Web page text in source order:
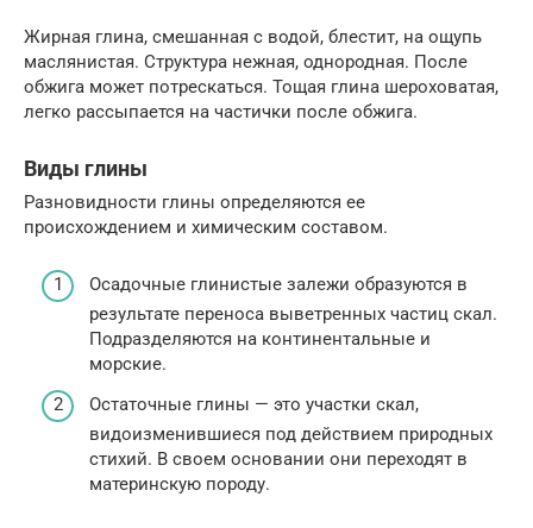
Жирная глина, смешанная с водой, блестит, на ощупь
маслянистая. Структура нежная, однородная. После
обжига может потрескаться. Тощая глина шероховатая,
легко рассыпается на частички после обжига.
Виды глины
Разновидности глины определяются ее
происхождением и химическим составом.
Осадочные глинистые залежи образуются в
результате переноса выветренных частиц скал.
Подразделяются на континентальные и
морские.
Остаточные глины — это участки скал,
видоизменившиеся под действием природных
стихий. В своем основании они переходят в
материнскую породу.